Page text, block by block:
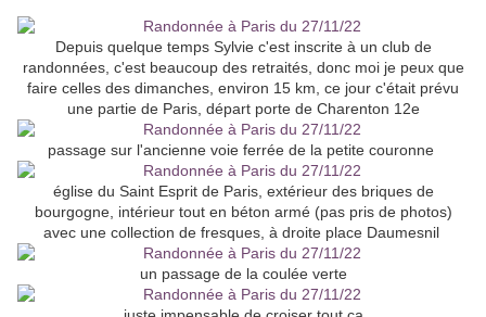
Depuis quelque temps Sylvie c'est inscrite à un club de
randonnées, c'est beaucoup des retraités, donc moi je peux que
faire celles des dimanches, environ 15 km, ce jour c'était prévu
une partie de Paris, départ porte de Charenton 12e
passage sur l'ancienne voie ferrée de la petite couronne
église du Saint Esprit de Paris, extérieur des briques de
bourgogne, intérieur tout en béton armé (pas pris de photos)
avec une collection de fresques, à droite place Daumesnil
un passage de la coulée verte